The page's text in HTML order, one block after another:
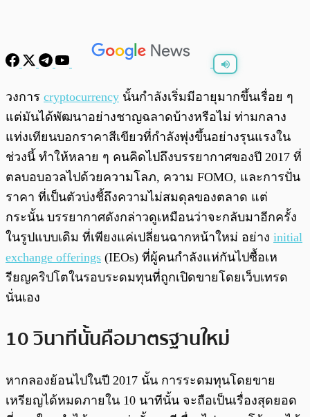
0:00 /0:00
วงการ cryptocurrency นั้นกำลังเริ่มมีอายุมากขึ้นเรื่อย ๆ
แต่มันได้พัฒนาอย่างชาญฉลาดบ้างหรือไม่ ท่ามกลาง
แท่งเทียนบอกราคาสีเขียวที่กำลังพุ่งขึ้นอย่างรุนแรงใน
ช่วงนี้ ทำให้หลาย ๆ คนคิดไปถึงบรรยากาศของปี 2017 ที่
ตลบอบอวลไปด้วยความโลภ, ความ FOMO, และการปั่น
ราคา ที่เป็นตัวบ่งชี้ถึงความไม่สมดุลของตลาด แต่
กระนั้น บรรยากาศดังกล่าวดูเหมือนว่าจะกลับมาอีกครั้ง
ในรูปแบบเดิม ที่เพียงแค่เปลี่ยนฉากหน้าใหม่ อย่าง initial
exchange offerings (IEOs) ที่ผู้คนกำลังแห่กันไปซื้อเห
รียญคริปโตในรอบระดมทุนที่ถูกเปิดขายโดยเว็บเทรด
นั่นเอง
10 วินาทีนั้นคือมาตรฐานใหม่
หากลองย้อนไปในปี 2017 นั้น การระดมทุนโดยขาย
เหรียญได้หมดภายใน 10 นาทีนั้น จะถือเป็นเรื่องสุดยอด